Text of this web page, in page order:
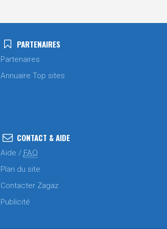
PARTENAIRES
Partenaires
Annuaire Top sites
CONTACT & AIDE
Aide / FAQ
Plan du site
Contacter Zagaz
Publicité